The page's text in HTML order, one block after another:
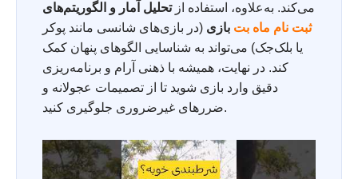
می‌کند. به‌علاوه، استفاده ازتحلیل آمار و الگوریتم‌های
ثبت نام ماه بت بازی (در بازی‌های شانسی مانند پوکر
یا بلک‌جک) می‌تواند به شناسایی الگوهای پنهان کمک
کند. در نهایت، همیشه با ذهنی آرام و برنامه‌ریزی
دقیق وارد بازی شوید تا از تصمیمات عجولانه و
ضررهای غیرضروری جلوگیری کنید.